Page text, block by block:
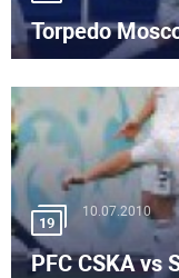
Torpedo
19
10.07.2010
PFC CSKA vs